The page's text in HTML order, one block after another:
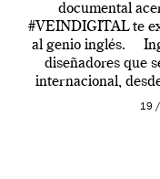
documental
#VEINDIGITAL te
al genio inglés.
diseñadores que
internacional,
19